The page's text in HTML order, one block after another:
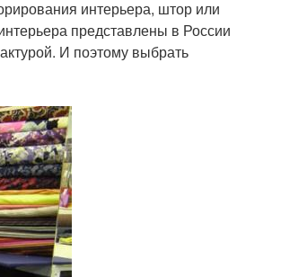
интерьера, штор или
представлены в России
И поэтому выбрать